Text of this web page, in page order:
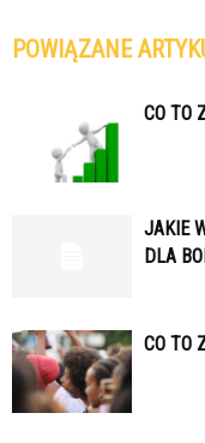
POWIĄZANE
CO TO
JAKIE
DLA
CO TO